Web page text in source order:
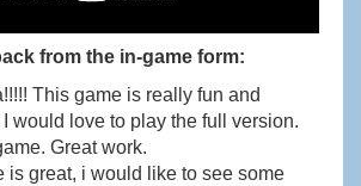
from the in-game form:
This game is really fun and
would love to play the full version.
Great work.
is great, i would like to see some